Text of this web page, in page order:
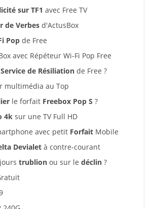
sur TF1 avec Free TV
de Verbesd'ActusBox
Popde Free
avec Répéteur Wi-Fi Pop Free
Service de Résiliationde Free ?
multimédia au Top
le forfait Freebox Pop S ?
4ksur une TV Full HD
avec petit ForfaitMobile
Devialetà contre-courant
trublionou sur le déclin?